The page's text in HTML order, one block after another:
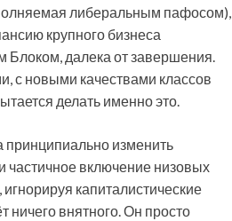
либеральным пафосом),
крупного бизнеса
Блоком, далека от завершения.
с новыми качествами классов
делать именно это.
принципиально изменить
частичное включение низовых
капиталистические
ничего внятного. Он просто